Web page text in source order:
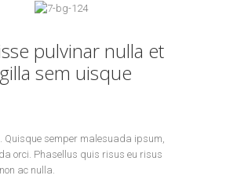
pulvinar nulla et
sem uisque
Quisque semper malesuada ipsum,
orci. Phasellus quis risus eu risus
ac nulla.